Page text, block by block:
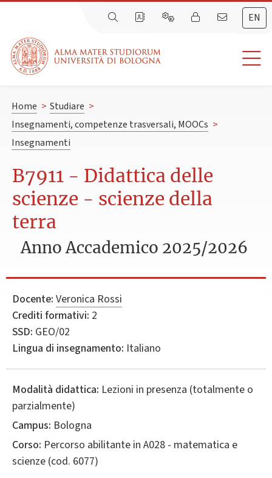
EN
Home > Studiare >
Insegnamenti, competenze trasversali, MOOCs >
Insegnamenti
B7911 - Didattica delle
scienze - scienze della
terra
Anno Accademico 2025/2026
Docente: Veronica Rossi
Crediti formativi: 2
SSD: GEO/02
Lingua di insegnamento: Italiano
Modalità didattica: Lezioni in presenza (totalmente o
parzialmente)
Campus: Bologna
Corso: Percorso abilitante in A028 - matematica e
scienze (cod. 6077)